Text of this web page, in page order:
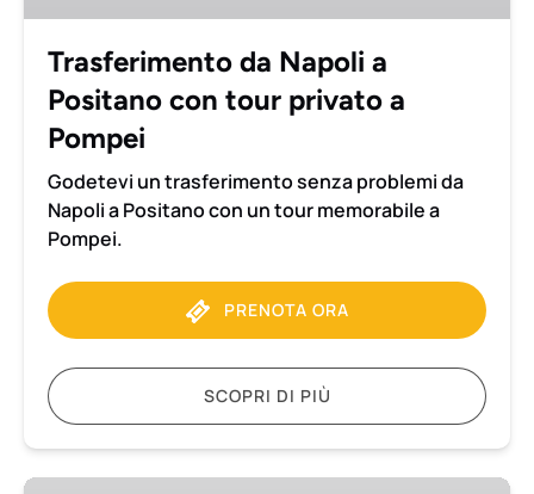
tour
Pompei
Trasferimento da Napoli a
Positano con tour privato a
Pompei
Godetevi un trasferimento senza problemi da
Napoli a Positano con un tour memorabile a
Pompei.
PRENOTA ORA
SCOPRI DI PIÙ